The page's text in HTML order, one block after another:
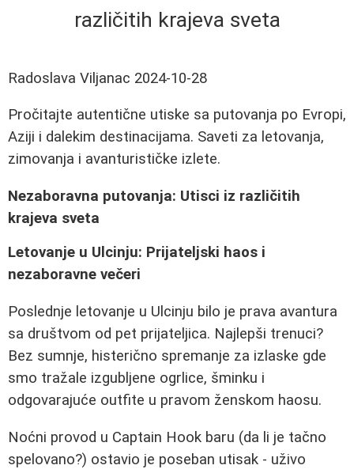
različitih krajeva sveta
Radoslava Viljanac 2024-10-28
Pročitajte autentične utiske sa putovanja po Evropi,
Aziji i dalekim destinacijama. Saveti za letovanja,
zimovanja i avanturističke izlete.
Nezaboravna putovanja: Utisci iz različitih
krajeva sveta
Letovanje u Ulcinju: Prijateljski haos i
nezaboravne večeri
Poslednje letovanje u Ulcinju bilo je prava avantura
sa društvom od pet prijateljica. Najlepši trenuci?
Bez sumnje, histerično spremanje za izlaske gde
smo tražale izgubljene ogrlice, šminku i
odgovarajuće outfite u pravom ženskom haosu.
Noćni provod u Captain Hook baru (da li je tačno
spelovano?) ostavio je poseban utisak - uživo